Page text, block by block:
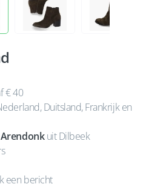
€ 40
Duitsland, Frankrijk en
uit Dilbeek
een bericht